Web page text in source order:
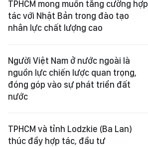
TPHCM mong muốn tăng cường hợp
tác với Nhật Bản trong đào tạo
nhân lực chất lượng cao
Người Việt Nam ở nước ngoài là
nguồn lực chiến lược quan trọng,
đóng góp vào sự phát triển đất
nước
TPHCM và tỉnh Lodzkie (Ba Lan)
thúc đẩy hợp tác, đầu tư